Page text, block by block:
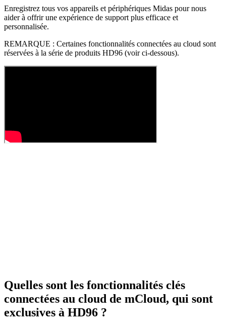
Enregistrez tous vos appareils et périphériques Midas pour nous
aider à offrir une expérience de support plus efficace et
personnalisée.
REMARQUE : Certaines fonctionnalités connectées au cloud sont
réservées à la série de produits HD96 (voir ci-dessous).
Quelles sont les fonctionnalités clés
connectées au cloud de mCloud, qui sont
exclusives à HD96 ?